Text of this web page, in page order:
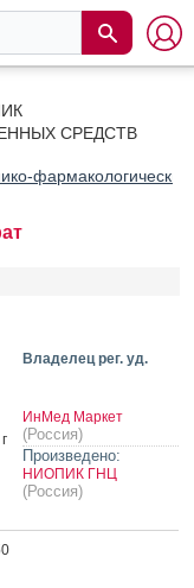
СРЕДСТВ
Владелец рег. уд.
ИнМед Маркет
(Россия)
Произведено:
НИОПИК ГНЦ
(Россия)